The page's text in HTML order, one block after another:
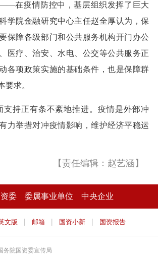
在疫情防控中，基层组织发挥了巨大
学院金融研究中心主任赵全厚认为，保
保障各级部门和公共服务机构开门办公
医疗、治安、水电、公交等公共服务正
各项政策实施的基础条件，也是保障群
要求。
支持正有条不紊地推进。疫情是外部冲
力举措对冲疫情影响，维护经济平稳运
【责任编辑：赵艺涵】
委 委属事业单位 中央企业
文版 | 邮箱 | 国资小新 | 国资报告
务院国资委宣传局